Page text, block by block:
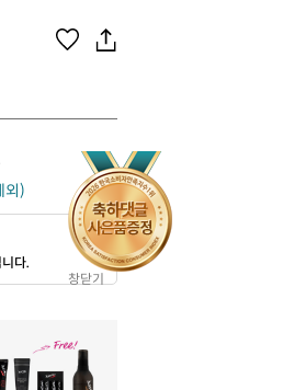
창닫기
외)
다.